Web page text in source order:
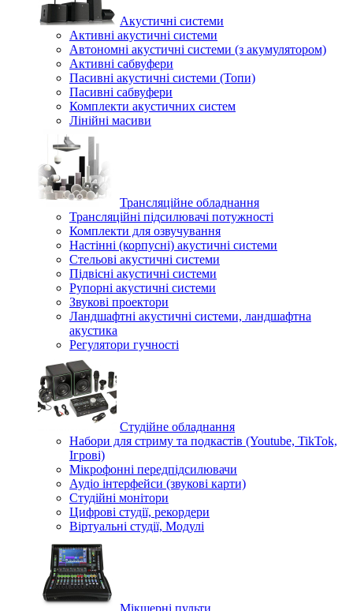
Акустичні системи
Активні акустичні системи
Автономні акустичні системи (з акумулятором)
Активні сабвуфери
Пасивні акустичні системи (Топи)
Пасивні сабвуфери
Комплекти акустичних систем
Лінійні масиви
Трансляційне обладнання
Трансляційні підсилювачі потужності
Комплекти для озвучування
Настінні (корпусні) акустичні системи
Стельові акустичні системи
Підвісні акустичні системи
Рупорні акустичні системи
Звукові проектори
Ландшафтні акустичні системи, ландшафтна
акустика
Регулятори гучності
Студійне обладнання
Набори для стриму та подкастів (Youtube, TikTok,
Ігрові)
Мікрофонні передпідсилювачи
Аудіо інтерфейси (звукові карти)
Студійні монітори
Цифрові студії, рекордери
Віртуальні студії, Модулі
Мікшерні пульти